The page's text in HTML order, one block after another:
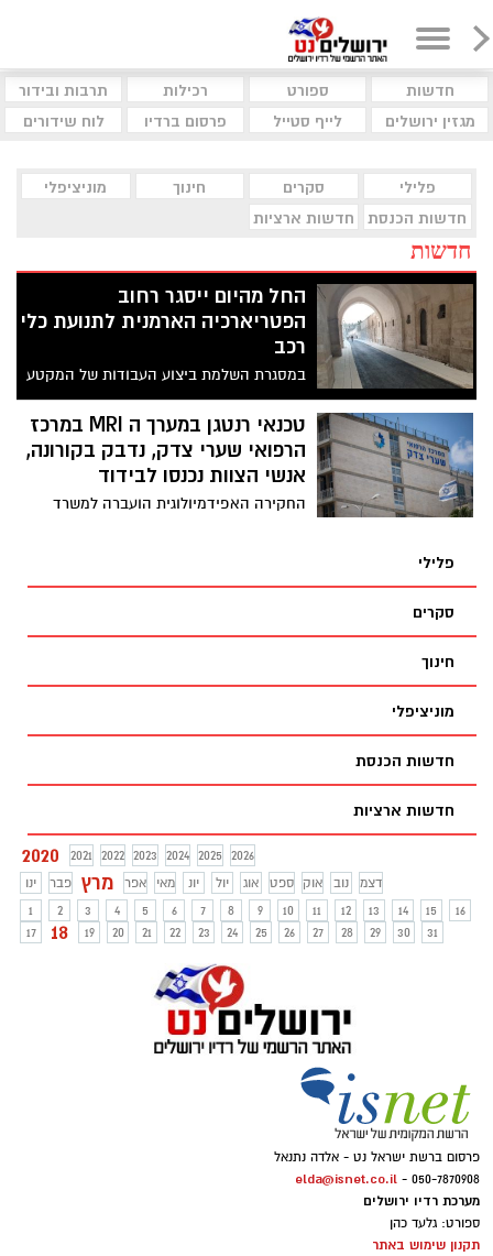
חדשות ספורט רכילות
תרבות ובידור
מגזין ירושלים
לייף סטייל פרסום ברדיו לוח שידורים
פלילי סקרים חינוך
מוניציפלי
חדשות הכנסת
חדשות ארציות
חדשות
החל מהיום ייסגר רחוב
הפטריארכיה הארמנית לתנועת כלי
רכב
במסגרת השלמת ביצוע העבודות של המקטע
האחרון בפרויקט פיתוח ושדרוג התשתיות
ברחוב הפטריארכיה הארמנית בירושלים,
שינויים בהסדרי התנועה לתושבי העיר
העתיקה ובאי הכותל המערבי
טכנאי רנטגן במערך ה MRI במרכז
הרפואי שערי צדק, נדבק בקורונה,
אנשי הצוות נכנסו לבידוד
החקירה האפידמיולוגית הועברה למשרד
פלילי
סקרים
חינוך
מוניציפלי
חדשות הכנסת
חדשות ארציות
2020 2021 2022 2023 2024 2025
2026
ינו
פבר מרץ אפר מאי יונ יול אוג ספט אוק נוב
דצמ
1
2 3 4 5 6 7 8 9 10 11 12 13 14 15
16
17
18 19 20 21 22 23 24 25 26 27 28 29 30 31
פרסום ברשת ישראל נט - אלדה נתנאל
050-7870908 -
elda@isnet.co.il
מערכת רדיו ירושלים
ספורט: גלעד כהן
תקנון שימוש באתר